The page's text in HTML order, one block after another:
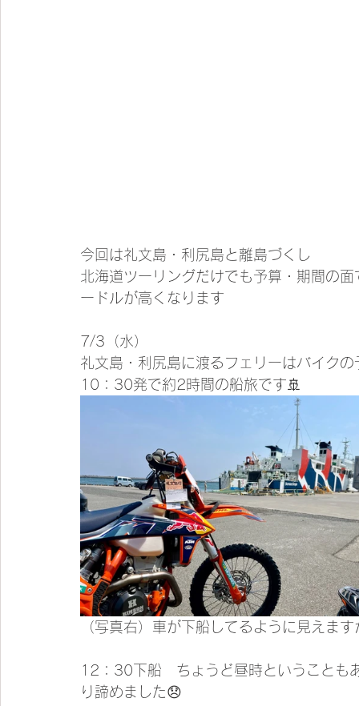
今回は礼文島・利尻島と離島づくし
北海道ツーリングだけでも予算・期間の
ードルが高くなります
7/3（水）
礼文島・利尻島に渡るフェリーはバイク
10：30発で約2時間の船旅です🚢
（写真右）車が下船してるように見えま
12：30下船　ちょうど昼時ということも
り諦めました😞